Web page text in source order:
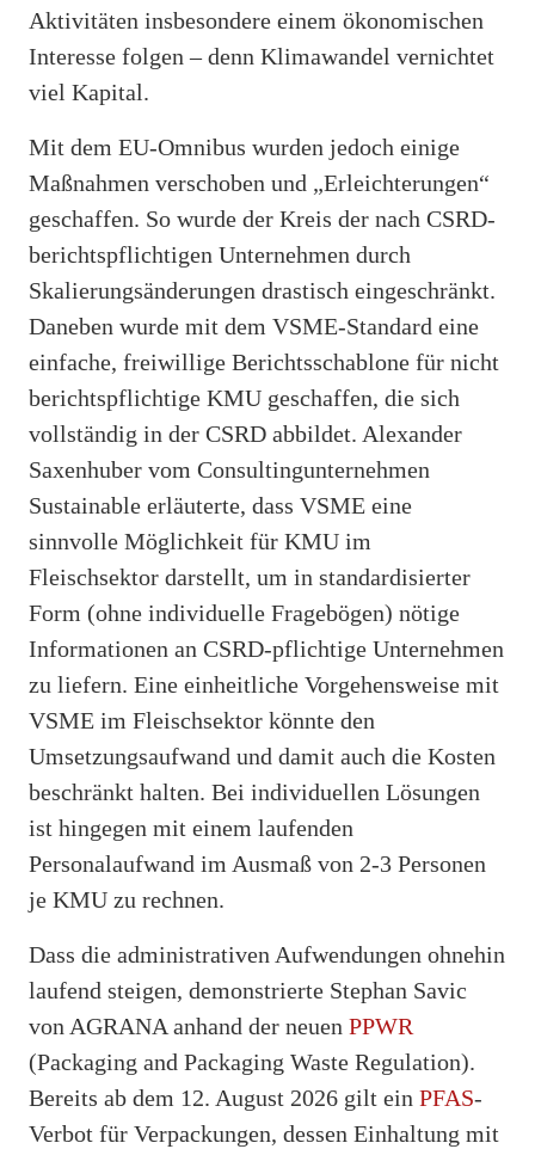
Aktivitäten insbesondere einem ökonomischen
Interesse folgen – denn Klimawandel vernichtet
viel Kapital.
Mit dem EU-Omnibus wurden jedoch einige
Maßnahmen verschoben und „Erleichterungen“
geschaffen. So wurde der Kreis der nach CSRD-
berichtspflichtigen Unternehmen durch
Skalierungsänderungen drastisch eingeschränkt.
Daneben wurde mit dem VSME-Standard eine
einfache, freiwillige Berichtsschablone für nicht
berichtspflichtige KMU geschaffen, die sich
vollständig in der CSRD abbildet. Alexander
Saxenhuber vom Consultingunternehmen
Sustainable erläuterte, dass VSME eine
sinnvolle Möglichkeit für KMU im
Fleischsektor darstellt, um in standardisierter
Form (ohne individuelle Fragebögen) nötige
Informationen an CSRD-pflichtige Unternehmen
zu liefern. Eine einheitliche Vorgehensweise mit
VSME im Fleischsektor könnte den
Umsetzungsaufwand und damit auch die Kosten
beschränkt halten. Bei individuellen Lösungen
ist hingegen mit einem laufenden
Personalaufwand im Ausmaß von 2-3 Personen
je KMU zu rechnen.
Dass die administrativen Aufwendungen ohnehin
laufend steigen, demonstrierte Stephan Savic
von AGRANA anhand der neuen PPWR
(Packaging and Packaging Waste Regulation).
Bereits ab dem 12. August 2026 gilt ein PFAS-
Verbot für Verpackungen, dessen Einhaltung mit